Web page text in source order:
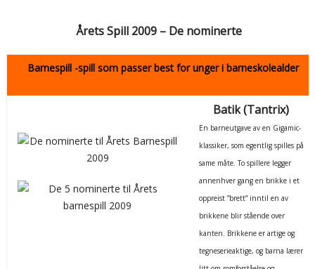
Årets Spill 2009 – De nominerte
Barnespill -spill som passer best for unger i barneskolealder
Batik (Tantrix)
En barneutgave av en Gigamic-
klassiker, som egentlig spilles på
same måte. To spillere legger
annenhver gang en brikke i et
oppreist ”brett” inntil en av
brikkene blir stående over
kanten. Brikkene er artige og
tegneserieaktige, og barna lærer